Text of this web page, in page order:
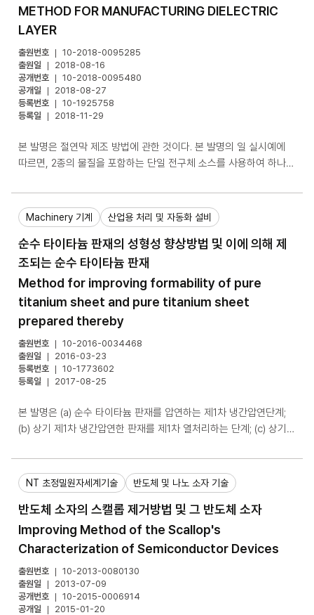
마주보도록 위치하고, 상기 제1 전극의 타단과 상기 제2 전극의 타단
이 서로 상응하여 마주보도록 위치하는 것인, 위치 센서를 제공한다.
여 전도성 패턴의 형태에 따른 전도도 변화(상대적 저항변화)를 바탕
으로 자극이 주어진 위치를 파악할 수 있다. 또한, 본 발명은 간단한
금속 패터닝 증착을 통해 기판 평면상에 전극 패턴이 형성된 단순한
구조의 위치 센서를 제조함으로써, 제조비용 및 제조시간을 절약할
수 있는 효과가 있다. 또한, 본 발명의 위치 센서는 누르는 압력의 세
METHOD FOR MANUFACTURING DIELECTRIC
LAYER
출원번호
10-2018-0095285
출원일
2018-08-16
공개번호
10-2018-0095480
공개일
2018-08-27
등록번호
10-1925758
등록일
2018-11-29
본 발명은 절연막 제조 방법에 관한 것이다. 본 발명의 일 실시예에
따르면, 2종의 물질을 포함하는 단일 전구체 소스를 사용하여 하나의
하나의 절연막을 형성하는 절연막 제조 방법을 제공한다.
Machinery 기계 산업용 처리 및 자동화 설비
순수 타이타늄 판재의 성형성 향상방법 및 이에 의해 제
조되는 순수 타이타늄 판재
Method for improving formability of pure
titanium sheet and pure titanium sheet
prepared thereby
출원번호
10-2016-0034468
출원일
2016-03-23
등록번호
10-1773602
등록일
2017-08-25
본 발명은 (a) 순수 타이타늄 판재를 압연하는 제1차 냉간압연단계;
(b) 상기 제1차 냉간압연한 판재를 제1차 열처리하는 단계; (c) 상기
2차 냉간압연한 판재를 제2차 열처리하는 단계;를 포함하는 순수 타
이타늄 판재의 성형성 향상방법을 제공한다. 본 발명의 순수 타이타
늄 판재의 성형성 향상방법은 제1차 냉간압연단계 실시 후에 제1차
열처리를 수행함으로써 타이타늄 판재에 쌍정을 용이하게 형성시킬
수 있는 재결정된 미세조직을 형성시키고, 상기 제1차 열처리에 이어
서 쌍정에 의한 집합조직 분산 효과를 극대화시킬 수 있는 최적의 압
에 의한 집합조직 분산효과로 인해 순수 타이타늄 판재의 성형성을
현저히 증가시킬 수 있다.
NT 초정밀원자세계기술 반도체 및 나노 소자 기술
반도체 소자의 스캘롭 제거방법 및 그 반도체 소자
Improving Method of the Scallop's
Characterization of Semiconductor Devices
출원번호
10-2013-0080130
출원일
2013-07-09
공개번호
10-2015-0006914
공개일
2015-01-20